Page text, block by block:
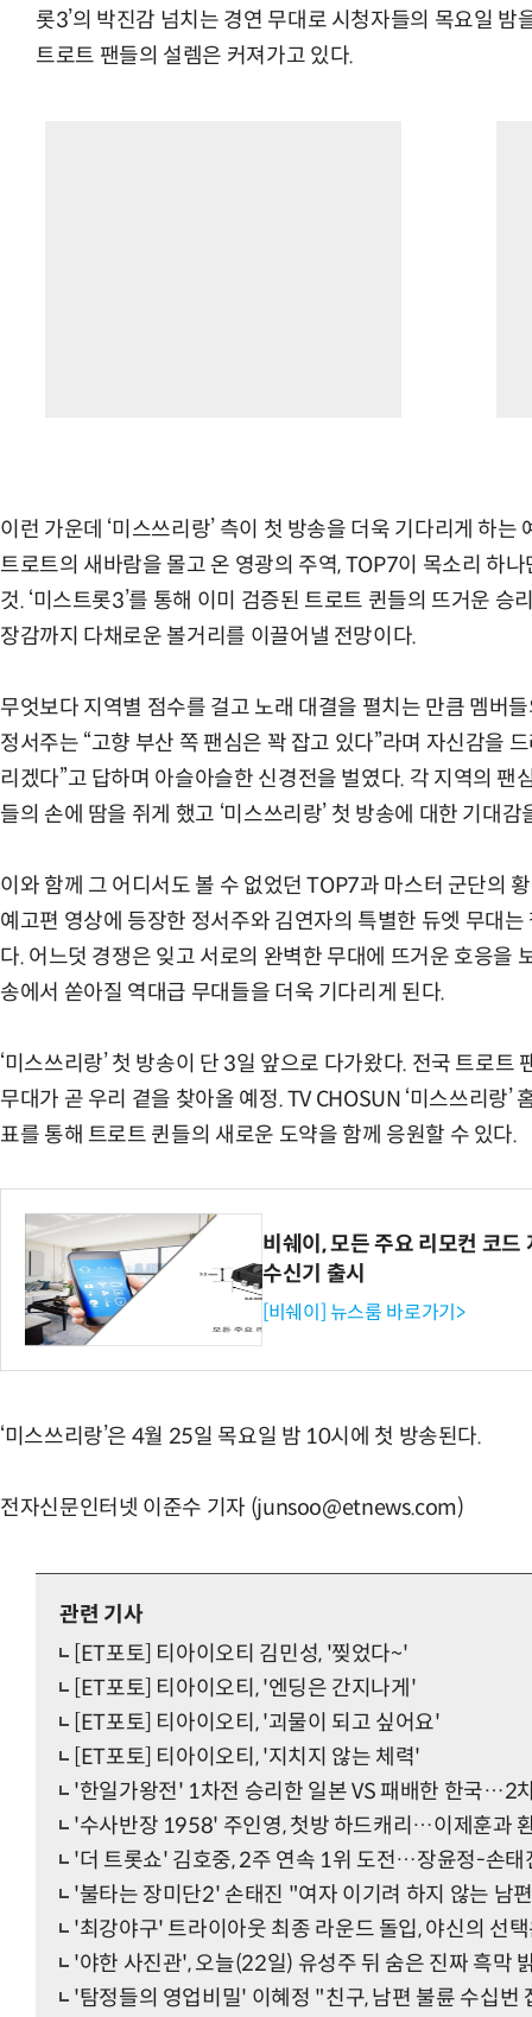
롯3’의 박진감 넘치는 경연 무대로 시청자들의 목요일
트로트 팬들의 설렘은 커져가고 있다.
이런 가운데 ‘미스쓰리랑’ 측이 첫 방송을 더욱 기다리게 하
트로트의 새바람을 몰고 온 영광의 주역, TOP7이 목소리 하
것. ‘미스트롯3’를 통해 이미 검증된 트로트 퀸들의 뜨거운
장감까지 다채로운 볼거리를 이끌어낼 전망이다.
무엇보다 지역별 점수를 걸고 노래 대결을 펼치는 만큼 멤버
정서주는 “고향 부산 쪽 팬심은 꽉 잡고 있다”라며 자신감을
리겠다”고 답하며 아슬아슬한 신경전을 벌였다. 각 지역의 팬
들의 손에 땀을 쥐게 했고 ‘미스쓰리랑’ 첫 방송에 대한 기대감
이와 함께 그 어디서도 볼 수 없었던 TOP7과 마스터 군단의
예고편 영상에 등장한 정서주와 김연자의 특별한 듀엣 무대
다. 어느덧 경쟁은 잊고 서로의 완벽한 무대에 뜨거운 호응을
송에서 쏟아질 역대급 무대들을 더욱 기다리게 된다.
‘미스쓰리랑’ 첫 방송이 단 3일 앞으로 다가왔다. 전국 트로트
무대가 곧 우리 곁을 찾아올 예정. TV CHOSUN ‘미스쓰리랑
표를 통해 트로트 퀸들의 새로운 도약을 함께 응원할 수 있다.
비쉐이, 모든 주요 리모컨 코
수신기 출시
[비쉐이] 뉴스룸 바로가기>
‘미스쓰리랑’은 4월 25일 목요일 밤 10시에 첫 방송된다.
전자신문인터넷 이준수 기자 (junsoo@etnews.com)
관련 기사
[ET포토] 티아이오티 김민성, '찢었다~'
[ET포토] 티아이오티, '엔딩은 간지나게'
[ET포토] 티아이오티, '괴물이 되고 싶어요'
[ET포토] 티아이오티, '지치지 않는 체력'
'한일가왕전' 1차전 승리한 일본 VS 패배한 한국…2
'수사반장 1958' 주인영, 첫방 하드캐리…이제훈과
'더 트롯쇼' 김호중, 2주 연속 1위 도전…장윤정-손태
'불타는 장미단2' 손태진 "여자 이기려 하지 않는 남
'최강야구' 트라이아웃 최종 라운드 돌입, 야신의 선
'야한 사진관', 오늘(22일) 유성주 뒤 숨은 진짜 흑막
'탐정들의 영업비밀' 이혜정 "친구, 남편 불륜 수십번